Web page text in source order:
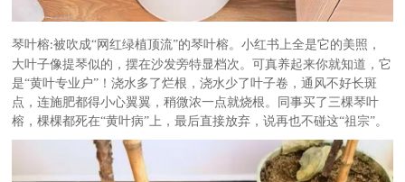
琴叶榕:被吹成“网红绿植顶流”的琴叶榕。小红书上全是它的美照，
大叶子像提琴似的，摆在沙发旁特显档次。可真养起来你就知道，它
是“黄叶专业户”！浇水多了烂根，浇水少了叶子卷，通风不好长斑
点，连施肥都得小心翼翼，稍微浓一点就烧根。同事买了三棵琴叶
榕，棵棵都死在“黄叶病”上，最后直接放弃，说再也不碰这“祖宗”。